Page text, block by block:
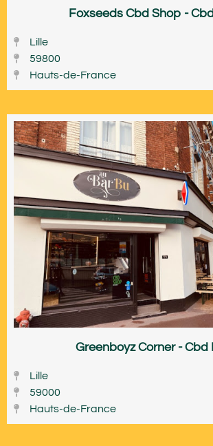
Foxseeds Cbd Shop -
Lille
59800
Hauts-de-France
Greenboyz Corner - Cbd
Lille
59000
Hauts-de-France